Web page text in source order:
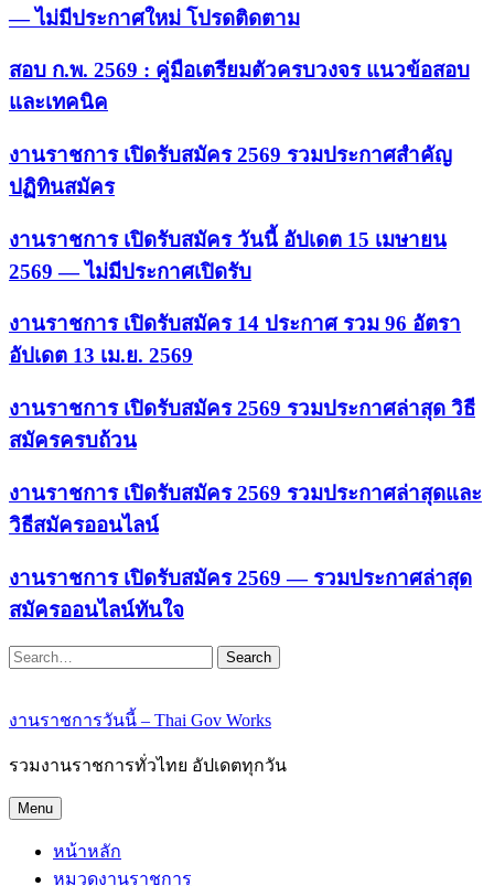
— ไม่มีประกาศใหม่ โปรดติดตาม
สอบ ก.พ. 2569 : คู่มือเตรียมตัวครบวงจร แนวข้อสอบ
และเทคนิค
งานราชการ เปิดรับสมัคร 2569 รวมประกาศสำคัญ
ปฏิทินสมัคร
งานราชการ เปิดรับสมัคร วันนี้ อัปเดต 15 เมษายน
2569 — ไม่มีประกาศเปิดรับ
งานราชการ เปิดรับสมัคร 14 ประกาศ รวม 96 อัตรา
อัปเดต 13 เม.ย. 2569
งานราชการ เปิดรับสมัคร 2569 รวมประกาศล่าสุด วิธี
สมัครครบถ้วน
งานราชการ เปิดรับสมัคร 2569 รวมประกาศล่าสุดและ
วิธีสมัครออนไลน์
งานราชการ เปิดรับสมัคร 2569 — รวมประกาศล่าสุด
สมัครออนไลน์ทันใจ
Search
งานราชการวันนี้ – Thai Gov Works
รวมงานราชการทั่วไทย อัปเดตทุกวัน
Menu
หน้าหลัก
หมวดงานราชการ